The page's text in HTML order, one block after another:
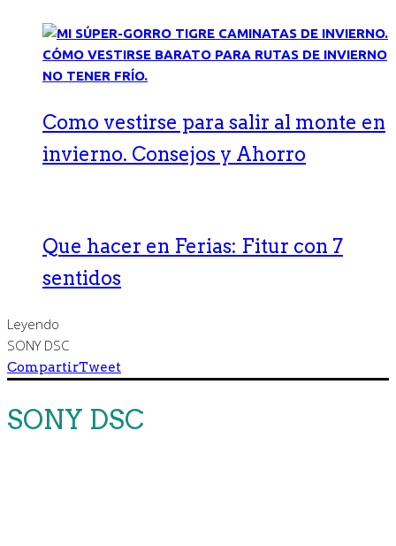
Como vestirse para salir al monte en
invierno. Consejos y Ahorro
Que hacer en Ferias: Fitur con 7
sentidos
Leyendo
SONY DSC
CompartirTweet
SONY DSC